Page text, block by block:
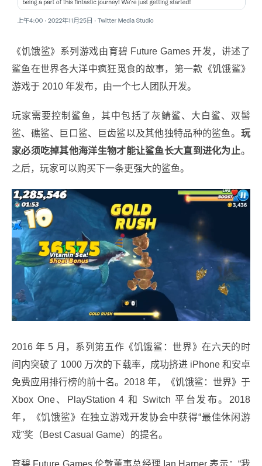
《饥饿鲨》系列游戏由育碧 Future Games 开发，讲述了
鲨鱼在世界各大洋中疯狂觅食的故事，第一款《饥饿鲨》
游戏于 2010 年发布，由一个七人团队开发。
玩家需要控制鲨鱼，其中包括了灰鲭鲨、大白鲨、双髻
鲨、礁鲨、巨口鲨、巨齿鲨以及其他独特品种的鲨鱼。 玩
家必须吃掉其他海洋生物才能让鲨鱼长大直到进化为止。
之后，玩家可以购买下一条更强大的鲨鱼。
2016 年 5 月，系列第五作《饥饿鲨：世界》在六天的时
间内突破了 1000 万次的下载率，成功挤进 iPhone 和安卓
免费应用排行榜的前十名。2018 年，《饥饿鲨：世界》于
Xbox One、PlayStation 4 和 Switch 平台发布。2018
年，《饥饿鲨》在独立游戏开发协会中获得“最佳休闲游
戏”奖（Best Casual Game）的提名。